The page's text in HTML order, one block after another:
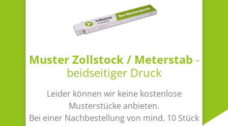
Muster Zollstock / Meterstab -
beidseitiger Druck
Leider können wir keine kostenlose
Musterstücke anbieten.
Bei einer Nachbestellung von mind. 10 Stück